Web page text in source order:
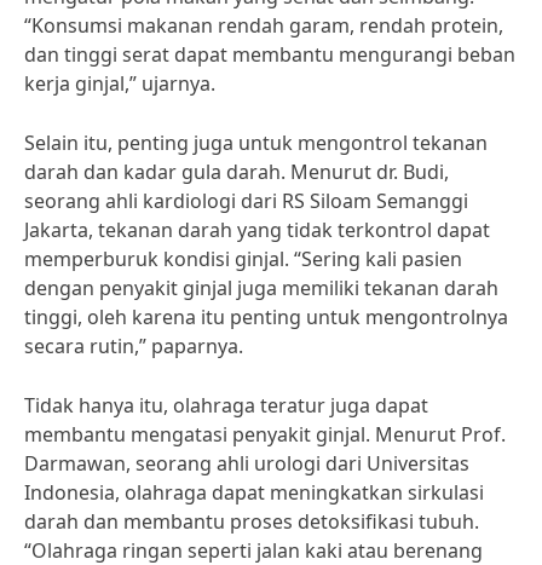
“Konsumsi makanan rendah garam, rendah protein,
dan tinggi serat dapat membantu mengurangi beban
kerja ginjal,” ujarnya.
Selain itu, penting juga untuk mengontrol tekanan
darah dan kadar gula darah. Menurut dr. Budi,
seorang ahli kardiologi dari RS Siloam Semanggi
Jakarta, tekanan darah yang tidak terkontrol dapat
memperburuk kondisi ginjal. “Sering kali pasien
dengan penyakit ginjal juga memiliki tekanan darah
tinggi, oleh karena itu penting untuk mengontrolnya
secara rutin,” paparnya.
Tidak hanya itu, olahraga teratur juga dapat
membantu mengatasi penyakit ginjal. Menurut Prof.
Darmawan, seorang ahli urologi dari Universitas
Indonesia, olahraga dapat meningkatkan sirkulasi
darah dan membantu proses detoksifikasi tubuh.
“Olahraga ringan seperti jalan kaki atau berenang